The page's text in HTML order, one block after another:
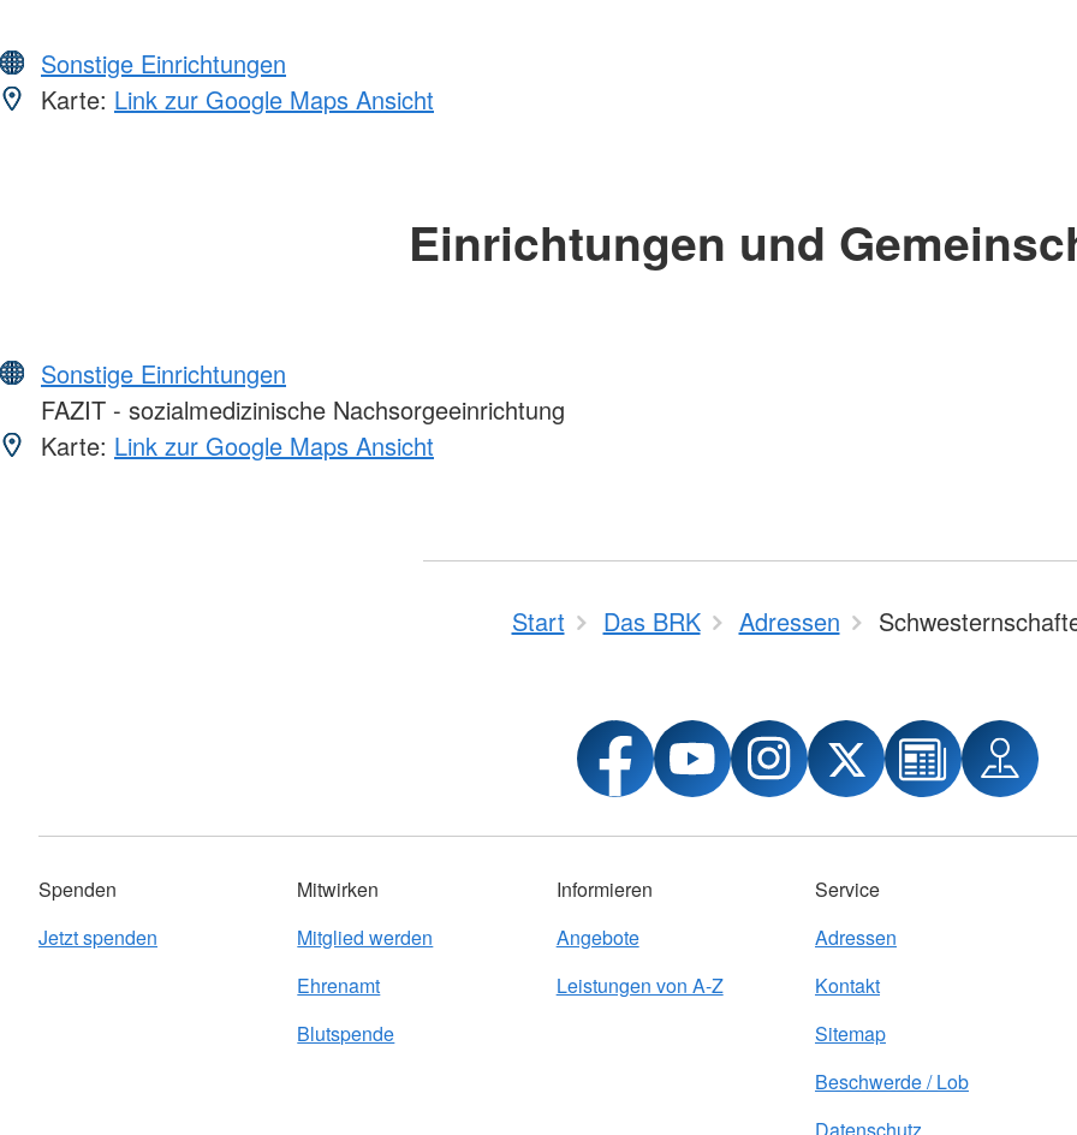
Sonstige Einrichtungen
Karte: Link zur Google Maps Ansicht
Einrichtungen und
Sonstige Einrichtungen
FAZIT - sozialmedizinische Nachsorgeeinrichtung
Karte: Link zur Google Maps Ansicht
Start Das BRK Adressen
Spenden
Jetzt spenden
Mitwirken
Mitglied werden
Ehrenamt
Blutspende
Informieren
Angebote
Leistungen von A-Z
Service
Adressen
Kontakt
Sitemap
Beschwerde / Lob